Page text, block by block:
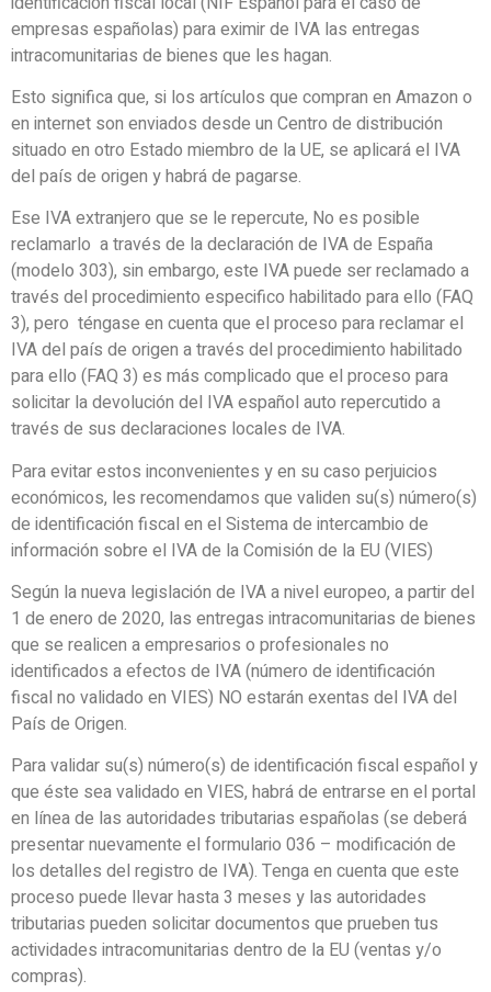
empresas españolas) para eximir de IVA las entregas
intracomunitarias de bienes que les hagan.
Esto significa que, si los artículos que compran en Amazon o
en internet son enviados desde un Centro de distribución
situado en otro Estado miembro de la UE, se aplicará el IVA
del país de origen y habrá de pagarse.
Ese IVA extranjero que se le repercute, No es posible
reclamarlo a través de la declaración de IVA de España
(modelo 303), sin embargo, este IVA puede ser reclamado a
través del procedimiento especifico habilitado para ello (FAQ
3), pero téngase en cuenta que el proceso para reclamar el
IVA del país de origen a través del procedimiento habilitado
para ello (FAQ 3) es más complicado que el proceso para
solicitar la devolución del IVA español auto repercutido a
través de sus declaraciones locales de IVA.
Para evitar estos inconvenientes y en su caso perjuicios
económicos, les recomendamos que validen su(s) número(s)
de identificación fiscal en el Sistema de intercambio de
información sobre el IVA de la Comisión de la EU (VIES)
Según la nueva legislación de IVA a nivel europeo, a partir del
1 de enero de 2020, las entregas intracomunitarias de bienes
que se realicen a empresarios o profesionales no
identificados a efectos de IVA (número de identificación
fiscal no validado en VIES) NO estarán exentas del IVA del
País de Origen.
Para validar su(s) número(s) de identificación fiscal español y
que éste sea validado en VIES, habrá de entrarse en el portal
en línea de las autoridades tributarias españolas (se deberá
presentar nuevamente el formulario 036 – modificación de
los detalles del registro de IVA). Tenga en cuenta que este
proceso puede llevar hasta 3 meses y las autoridades
tributarias pueden solicitar documentos que prueben tus
actividades intracomunitarias dentro de la EU (ventas y/o
compras).